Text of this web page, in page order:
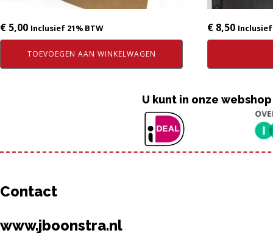
€ 5,00 Inclusief 21% BTW
TOEVOEGEN AAN WINKELWAGEN
€ 8,50 Inclusief
U kunt in onze
Contact
www.jboonstra.nl